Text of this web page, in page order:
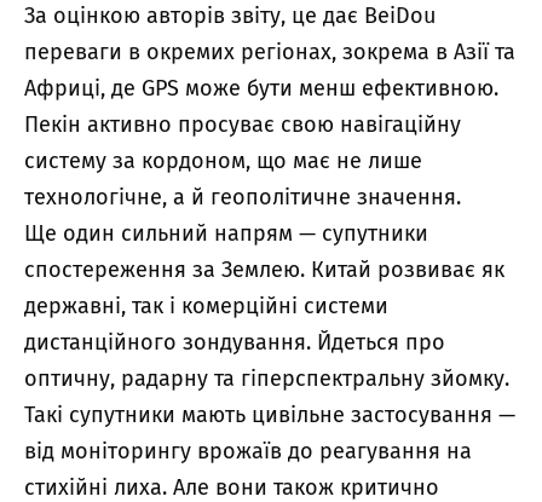
За оцінкою авторів звіту, це дає BeiDou
переваги в окремих регіонах, зокрема в Азії та
Африці, де GPS може бути менш ефективною.
Пекін активно просуває свою навігаційну
систему за кордоном, що має не лише
технологічне, а й геополітичне значення.
Ще один сильний напрям — супутники
спостереження за Землею. Китай розвиває як
державні, так і комерційні системи
дистанційного зондування. Йдеться про
оптичну, радарну та гіперспектральну зйомку.
Такі супутники мають цивільне застосування —
від моніторингу врожаїв до реагування на
стихійні лиха. Але вони також критично